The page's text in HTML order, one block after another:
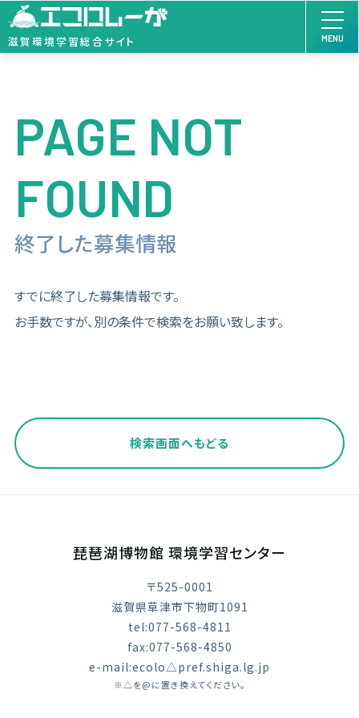
滋賀環境学習総合サイト MENU
PAGE NOT
FOUND
終了した募集情報
すでに終了した募集情報です。
お手数ですが、別の条件で検索をお願い致します。
検索画面へもどる
琵琶湖博物館 環境学習センター
〒525-0001
滋賀県草津市下物町1091
tel:077-568-4811
fax:077-568-4850
e-mail:ecolo△pref.shiga.lg.jp
※△を@に置き換えてください。